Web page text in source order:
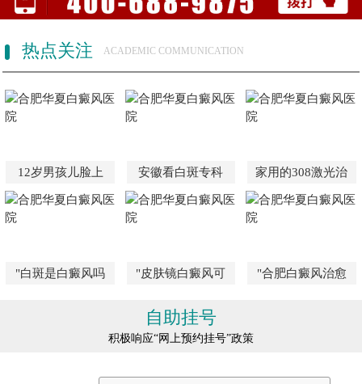
热点关注 ACADEMIC COMMUNICATION
12岁男孩儿脸上 安徽看白斑专科 家用的308激光治
"白斑是白癜风吗 "皮肤镜白癜风可 "合肥白癜风治愈
自助挂号
积极响应“网上预约挂号”政策